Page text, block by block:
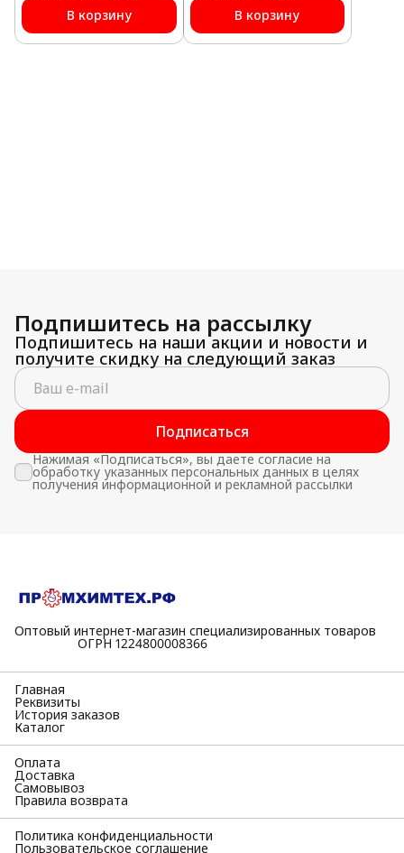
В корзину
В корзину
Подпишитесь на рассылку
Подпишитесь на наши акции и новости и
получите скидку на следующий заказ
Подписаться
Нажимая «Подписаться», вы даете согласие на
обработку указанных персональных данных в целях
получения информационной и рекламной рассылки
Оптовый интернет-магазин специализированных товаров
⠀⠀⠀⠀⠀⠀⠀ОГРН 1224800008366
Главная
Реквизиты
История заказов
Каталог
Оплата
Доставка
Самовывоз
Правила возврата
Политика конфиденциальности
Пользовательское соглашение